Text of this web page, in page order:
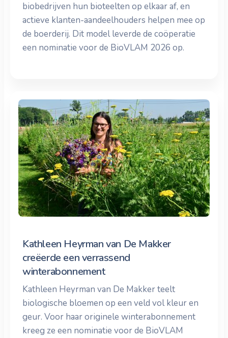
biobedrijven hun bioteelten op elkaar af, en
actieve klanten-aandeelhouders helpen mee op
de boerderij. Dit model leverde de coöperatie
een nominatie voor de BioVLAM 2026 op.
Kathleen Heyrman van De Makker
creëerde een verrassend
winterabonnement
Kathleen Heyrman van De Makker teelt
biologische bloemen op een veld vol kleur en
geur. Voor haar originele winterabonnement
kreeg ze een nominatie voor de BioVLAM